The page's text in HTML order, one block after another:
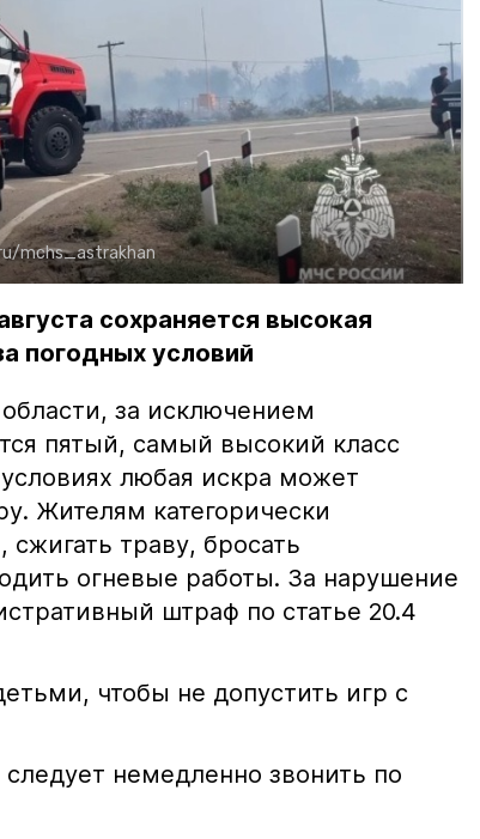
mchs_astrakhan
сохраняется высокая
погодных условий
за исключением
пятый, самый высокий класс
любая искра может
Жителям категорически
траву, бросать
огневые работы. За нарушение
штраф по статье 20.4
чтобы не допустить игр с
немедленно звонить по